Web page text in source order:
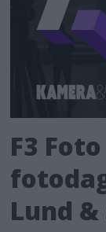
F3
Lund